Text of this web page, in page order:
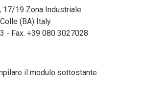
17/19 Zona Industriale
(BA) Italy
- Fax. +39 080 3027028
il modulo sottostante